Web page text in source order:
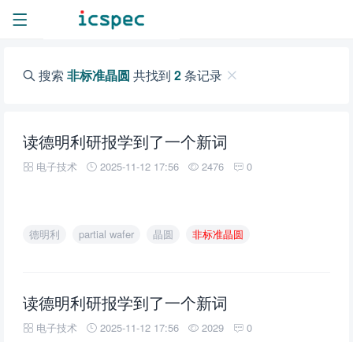
搜索 非标准晶圆 共找到 2条记录
读德明利研报学到了一个新词
电子技术 2025-11-12 17:56 2476 0
德明利 partial wafer 晶圆 非标准晶圆
读德明利研报学到了一个新词
电子技术 2025-11-12 17:56 2029 0